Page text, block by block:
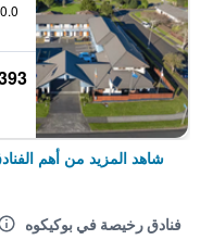
0.0 كيلومتر عن وسط المدينة
393
شاهد المزيد من أهم
فنادق رخيصة في بوكيكوه